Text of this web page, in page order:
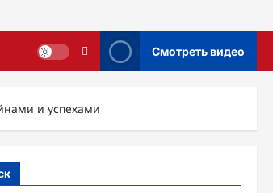
Смотреть видео
и успехами